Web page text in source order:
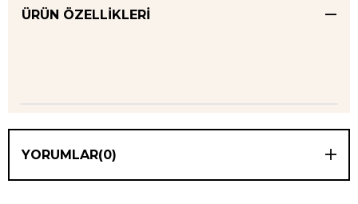
ÜRÜN ÖZELLIKLERI
YORUMLAR(0)